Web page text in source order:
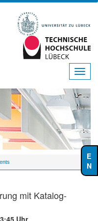
E
mit Katalog-
Uhr